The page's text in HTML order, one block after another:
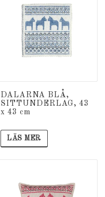
DALARNA BLÅ,
SITTUNDERLAG, 43
x 43 cm
LÄS MER